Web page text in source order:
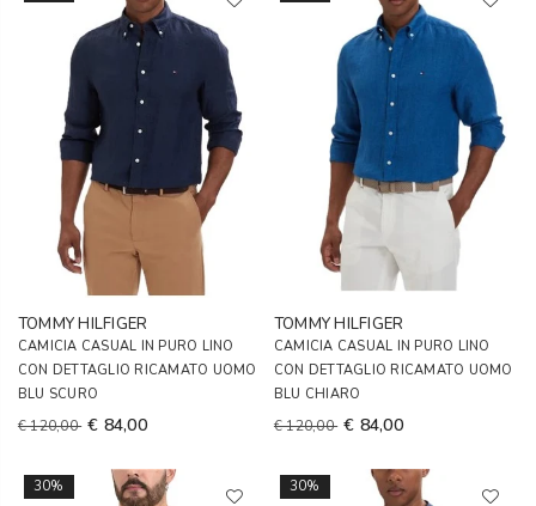
TOMMY HILFIGER
CAMICIA CASUAL IN PURO LINO
CON DETTAGLIO RICAMATO UOMO
BLU SCURO
€ 120,00 € 84,00
TOMMY HILFIGER
CAMICIA CASUAL IN PURO LINO
CON DETTAGLIO RICAMATO UOMO
BLU CHIARO
€ 120,00 € 84,00
30% 30%